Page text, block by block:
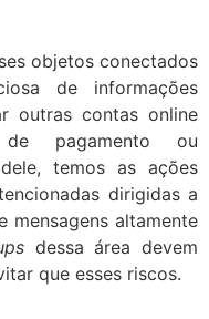
objetos conectados
de informações
outras contas online
de pagamento ou
temos as ações
dirigidas a
mensagens altamente
dessa área devem
que esses riscos.